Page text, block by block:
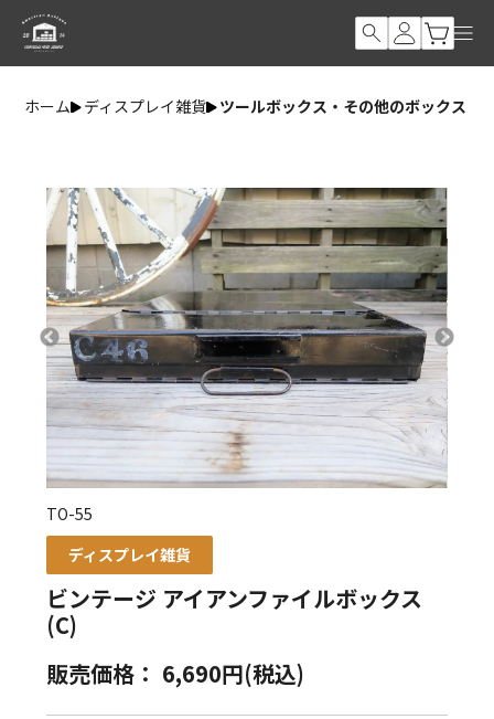
ホーム ディスプレイ雑貨 ツールボックス・その他のボックス
TO-55
ディスプレイ雑貨
ビンテージ アイアンファイルボックス
(C)
販売価格： 6,690円(税込)